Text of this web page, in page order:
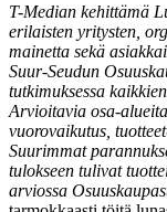
T-Median kehittämä
erilaisten yritysten,
mainetta sekä
Suur-Seudun
tutkimuksessa
Arvioitavia osa-
vuorovaikutus,
Suurimmat
tulokseen tulivat
arviossa